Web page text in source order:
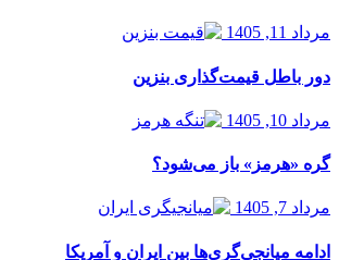
مرداد 11, 1405
دور باطل قیمت‌گذاری بنزین
مرداد 10, 1405
گره «هرمز» باز می‌شود؟
مرداد 7, 1405
ادامه میانجی‌گری‌ها بین ایران و آمریکا